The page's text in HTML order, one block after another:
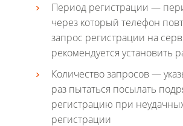
Период регистрации —
через который телефон
запрос регистрации на
рекомендуется установить
Количество запросов —
раз пытаться посылать
регистрацию при
регистрации